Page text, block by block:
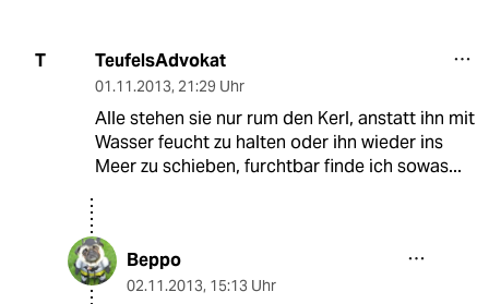
T TeufelsAdvokat
01.11.2013, 21:29 Uhr
Alle stehen sie nur rum den Kerl, anstatt ihn mit
Wasser feucht zu halten oder ihn wieder ins
Meer zu schieben, furchtbar finde ich sowas...
Beppo
02.11.2013, 15:13 Uhr